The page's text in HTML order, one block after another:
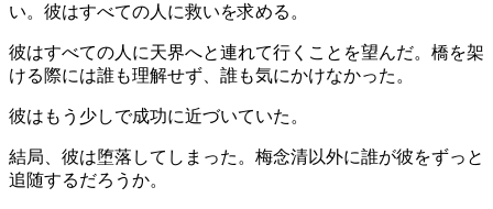
い。彼はすべての人に救いを求める。
彼はすべての人に天界へと連れて行くことを望んだ。橋を架
ける際には誰も理解せず、誰も気にかけなかった。
彼はもう少しで成功に近づいていた。
結局、彼は堕落してしまった。梅念清以外に誰が彼をずっと
追随するだろうか。